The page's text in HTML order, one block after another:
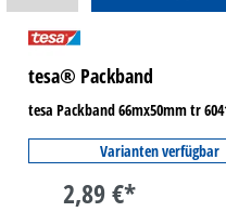
tesa® Packband
tesa Packband 66mx50mm tr
Varianten verfügbar
2,89 €*